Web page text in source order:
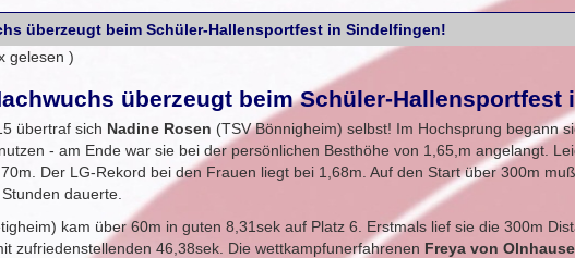
überzeugt beim Schüler-Hallensportfest in Sindelfingen!
gelesen )
überzeugt beim Schüler-Hallensportfest
übertraf sich Nadine Rosen (TSV Bönnigheim) selbst! Im Hochsprung begann
- am Ende war sie bei der persönlichen Besthöhe von 1,65,m angelangt.
Der LG-Rekord bei den Frauen liegt bei 1,68m. Auf den Start über 300m
dauerte.
kam über 60m in guten 8,31sek auf Platz 6. Erstmals lief sie die 300m
zufriedenstellenden 46,38sek. Die wettkampfunerfahrenen Freya von